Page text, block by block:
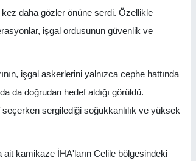
kez daha gözler önüne serdi. Özellikle
işgal ordusunun güvenlik ve
işgal askerlerini yalnızca cephe hattında
da doğrudan hedef aldığı görüldü.
sergilediği soğukkanlılık ve yüksek
kamikaze İHA'ların Celile bölgesindeki